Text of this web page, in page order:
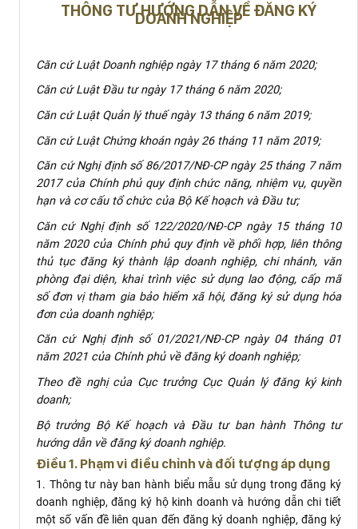
THÔNG TƯ HƯỚNG DẪN VỀ ĐĂNG KÝ
DOANH NGHIỆP
Căn cứ Luật Doanh nghiệp ngày 17 tháng 6 năm 2020;
Căn cứ Luật Đầu tư ngày 17 tháng 6 năm 2020;
Căn cứ Luật Quản lý thuế ngày 13 tháng 6 năm 2019;
Căn cứ Luật Chứng khoán ngày 26 tháng 11 năm 2019;
Căn cứ Nghị định số 86/2017/NĐ-CP ngày 25 tháng 7 năm
2017 của Chính phủ quy định chức năng, nhiệm vụ, quyền
hạn và cơ cấu tổ chức của Bộ Kế hoạch và Đầu tư;
Căn cứ Nghị định số 122/2020/NĐ-CP ngày 15 tháng 10
năm 2020 của Chính phủ quy định về phối hợp, liên thông
thủ tục đăng ký thành lập doanh nghiệp, chi nhánh, văn
phòng đại diện, khai trình việc sử dụng lao động, cấp mã
số đơn vị tham gia bảo hiểm xã hội, đăng ký sử dụng hóa
đơn của doanh nghiệp;
Căn cứ Nghị định số 01/2021/NĐ-CP ngày 04 tháng 01
năm 2021 của Chính phủ về đăng ký doanh nghiệp;
Theo đề nghị của Cục trưởng Cục Quản lý đăng ký kinh
doanh;
Bộ trưởng Bộ Kế hoạch và Đầu tư ban hành Thông tư
hướng dẫn về đăng ký doanh nghiệp.
Điều 1. Phạm vi điều chỉnh và đối tượng áp dụng
1. Thông tư này ban hành biểu mẫu sử dụng trong đăng ký
doanh nghiệp, đăng ký hộ kinh doanh và hướng dẫn chi tiết
một số vấn đề liên quan đến đăng ký doanh nghiệp, đăng ký